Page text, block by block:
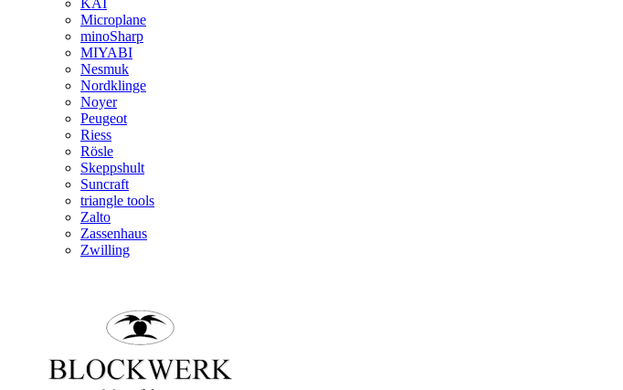
KAI
Microplane
minoSharp
MIYABI
Nesmuk
Nordklinge
Noyer
Peugeot
Riess
Rösle
Skeppshult
Suncraft
triangle tools
Zalto
Zassenhaus
Zwilling